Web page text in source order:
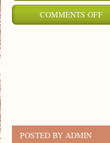
COMMENTS OFFON
POSTED BY ADMIN